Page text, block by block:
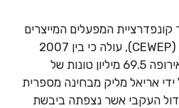
המפעלים המייצרים
אנרגיה מפסולת באירופה (CEWEP), עולה כי בין 2007
ל-2010 עובדו במדינות אירופה 69.5 מיליון טונות של
אריאל מליק מבחינה מספרית
העקבי אשר נצפתה ביבשת